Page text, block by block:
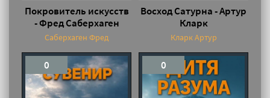
Покровитель искусств
- Фред Саберхаген
Саберхаген Фред
Восход Сатурна - Артур
Кларк
Кларк Артур
0 0